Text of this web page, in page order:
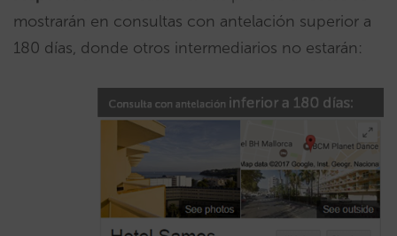
mostrarán en consultas con antelación superior a
180 días, donde otros intermediarios no estarán: